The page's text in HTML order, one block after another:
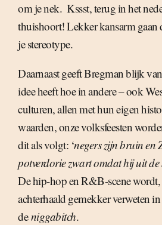
om je nek. Kssst, terug in het
thuishoort! Lekker kansarm gaan
je stereotype.
Daarnaast geeft Bregman blijk
idee heeft hoe in andere – ook
culturen, allen met hun eigen
waarden, onze volksfeesten
dit als volgt: ‘negers zijn bruin en
potverdorie zwart omdat hij uit de
De hip-hop en R&B-scene
achterhaald gemekker verweten
deniggabitch.